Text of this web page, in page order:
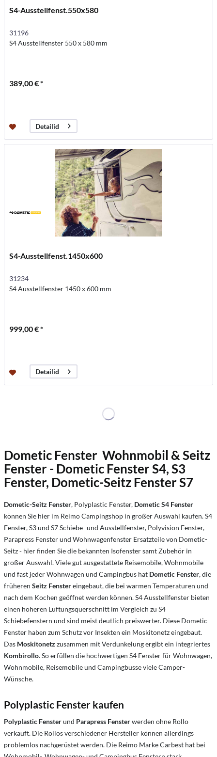
S4-Ausstellfenst.550x580
31196
S4 Ausstellfenster 550 x 580 mm
389,00 € *
Detailid
S4-Ausstellfenst.1450x600
31234
S4 Ausstellfenster 1450 x 600 mm
999,00 € *
Detailid
Dometic Fenster Wohnmobil &Seitz
Fenster- Dometic Fenster S4, S3
Fenster, Dometic-Seitz Fenster S7
Dometic-Seitz Fenster, Polyplastic Fenster, Dometic S4 Fenster
können Sie hier im Reimo Campingshop in großer Auswahl kaufen. S4
Fenster, S3 und S7 Schiebe- und Ausstellfenster, Polyvision Fenster,
Parapress Fenster und Wohnwagenfenster Ersatzteile von Dometic-
Seitz - hier finden Sie die bekannten Isofenster samt Zubehör in
großer Auswahl. Viele gut ausgestattete Reisemobile, Wohnmobile
und fast jeder Wohnwagen und Campingbus hat Dometic Fenster, die
früheren Seitz Fenstereingebaut, die bei warmen Temperaturen und
nach dem Kochen geöffnet werden können. S4 Ausstellfenster bieten
einen höheren Lüftungsquerschnitt im Vergleich zu S4
Schiebefenstern und sind meist deutlich preiswerter. Diese Dometic
Fenster haben zum Schutz vor Insekten ein Moskitonetz eingebaut.
Das Moskitonetzzusammen mit Verdunkelung ergibt ein integriertes
Kombirollo. So erfüllen die hochwertigen S4 Fenster für Wohnwagen,
Wohnmobile, Reisemobile und Campingbusse viele Camper-
Wünsche.
Polyplastic Fenster kaufen
Polyplastic Fensterund Parapress Fensterwerden ohne Rollo
verkauft. Die Rollos verschiedener Hersteller können allerdings
problemlos nachgerüstet werden. Die Reimo Marke Carbest hat bei